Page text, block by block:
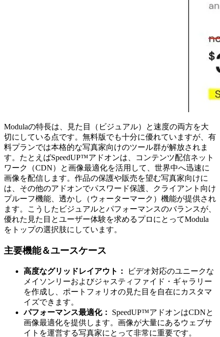
Modulaの特長は、見た目（ビジュアル）と速度の両方を大
切にしている点です。無料版でも十分に優れていますが、有
料プランでは本格的な写真家向けのツール群が解放されま
す。たとえばSpeedUP™アドオンは、コンテンツ配信ネット
ワーク（CDN）と画像最適化を活用して、世界中へ迅速に
画像を配信します。作品の保護や販売を望む写真家向けに
は、その他のアドオンでパスワード保護、クライアント向け
プルーフ機能、透かし（ウォーターマーク）機能が提供され
ます。こうしたビジュアルとパフォーマンスのバランスが、
優れた見た目とユーザー体験を求めるプロにとってModula
をトップの選択肢にしています。
主要機能＆ユースケース
高度なグリッドレイアウト：
ビデオ対応のユニークな
メイソンリーおよびジャスティファイド・ギャラリー
を作成し、ポートフォリオの見た目を自在にカスタマ
イズできます。
パフォーマンス最適化：
SpeedUP™アドオンはCDNと
画像最適化を提供します。画像が大量にあるウェブサ
イトを運営する写真家にとって非常に重要です。